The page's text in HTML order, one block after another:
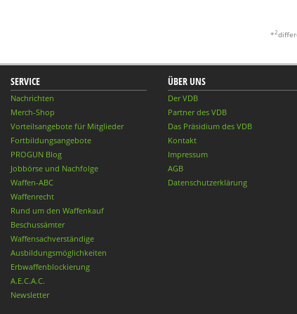
*2
SERVICE
Nachrichten
Merch-Shop
Vorteilsangebote für Mitglieder
Fortbildungsangebote
PROGUN Blog
Jobbörse und Nachfolge
Waffen-ABC
Waffenrecht
Rund um den Waffenkauf
Beschussämter
Waffensachverständige
Ausbildungsmöglichkeiten
Erbwaffenblockierung
A.E.C.A.C.
Newsletter
ÜBER UNS
Der VDB
Partner des VDB
Das Präsidium des VDB
Kontakt
Impressum
AGB
Datenschutzerklärung